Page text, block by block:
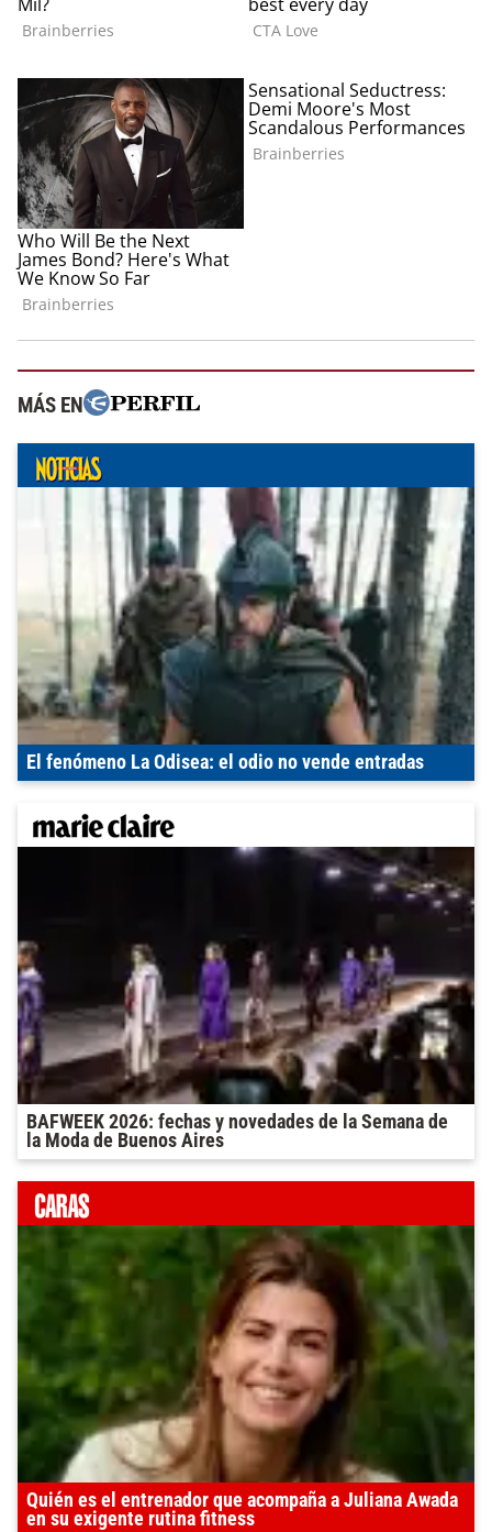
MÁS EN
El fenómeno La Odisea: el odio no vende entradas
BAFWEEK 2026: fechas y novedades de la Semana de
la Moda de Buenos Aires
Quién es el entrenador que acompaña a Juliana Awada
en su exigente rutina fitness